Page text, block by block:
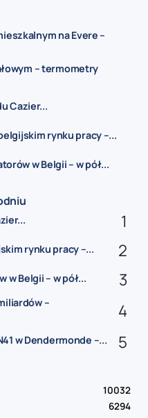
na Evere –
– termometry
Cazier...
rynku pracy –...
w Belgii – w pół...
rynku pracy –...
w Belgii – w pół...
–
w Dendermonde –...
10032
6294